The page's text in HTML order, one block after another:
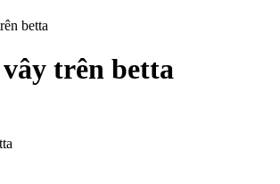
betta
trên betta